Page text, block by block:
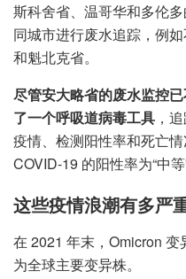
斯科舍省、温哥华和多伦
同城市进行废水追踪，例
和魁北克省。
尽管安大略省的废水监控
了一个呼吸道病毒工具 ，
疫情、检测阳性率和死亡
COVID-19 的阳性率为“中等”
这些疫情浪潮有多严
在 2021 年末，Omicron
为全球主要变异株。